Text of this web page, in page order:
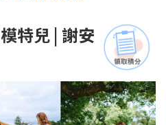
特兒 | 謝安